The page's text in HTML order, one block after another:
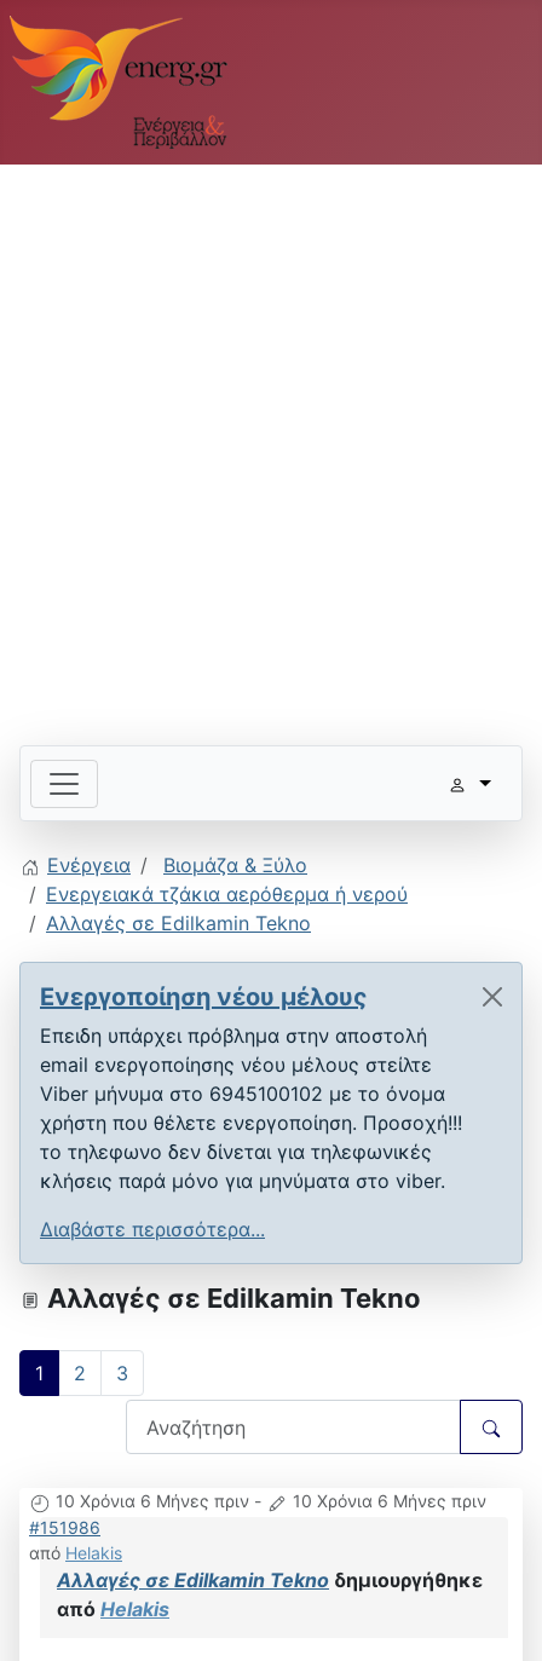
Ενέργεια
Βιομάζα & Ξύλο
Ενεργειακά τζάκια αερόθερμα ή νερού
Αλλαγές σε Edilkamin Tekno
Ενεργοποίηση νέου μέλους
Επειδη υπάρχει πρόβλημα στην αποστολή
email ενεργοποίησης νέου μέλους στείλτε
Viber μήνυμα στο 6945100102 με το όνομα
χρήστη που θέλετε ενεργοποίηση. Προσοχή!!!
το τηλεφωνο δεν δίνεται για τηλεφωνικές
κλήσεις παρά μόνο για μηνύματα στο viber.
Διαβάστε περισσότερα...
Αλλαγές σε Edilkamin Tekno
1 2 3
10 Χρόνια 6 Μήνες πριν -
10 Χρόνια 6 Μήνες πριν
#151986
από Helakis
Αλλαγές σε Edilkamin Tekno δημιουργήθηκε
από Helakis